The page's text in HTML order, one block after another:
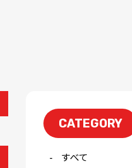
CATEGORY
すべて